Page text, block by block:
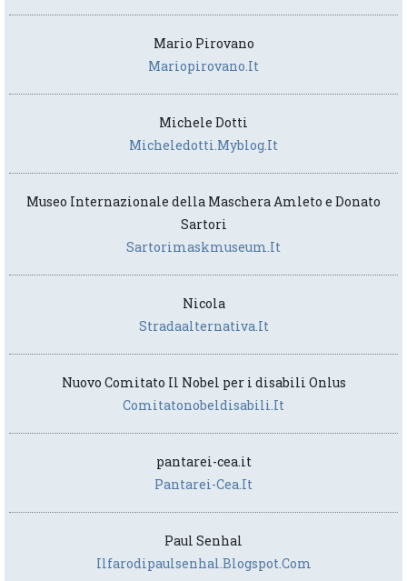
Mario Pirovano
Mariopirovano.it
Michele Dotti
Micheledotti.myblog.it
Museo Internazionale della Maschera Amleto e Donato
Sartori
Sartorimaskmuseum.it
Nicola
Stradaalternativa.it
Nuovo Comitato Il Nobel per i disabili Onlus
Comitatonobeldisabili.it
pantarei-cea.it
Pantarei-Cea.it
Paul Senhal
Ilfarodipaulsenhal.blogspot.com